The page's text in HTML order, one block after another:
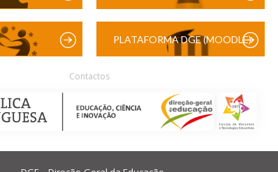
PLATAFORMA DGE (MOODLE)
Contactos